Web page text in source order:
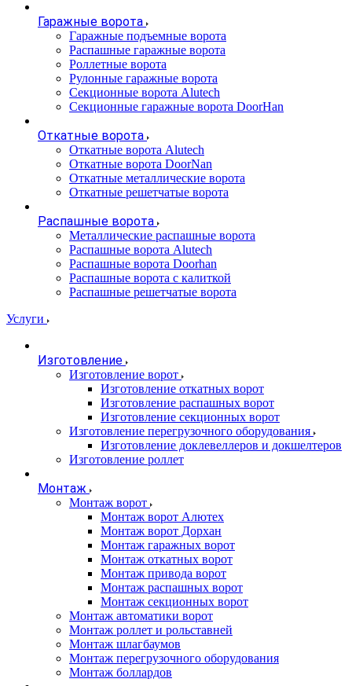
Гаражные ворота
Гаражные подъемные ворота
Распашные гаражные ворота
Роллетные ворота
Рулонные гаражные ворота
Секционные ворота Alutech
Секционные гаражные ворота DoorHan
Откатные ворота
Откатные ворота Alutech
Откатные ворота DoorNan
Откатные металлические ворота
Откатные решетчатые ворота
Распашные ворота
Металлические распашные ворота
Распашные ворота Alutech
Распашные ворота Doorhan
Распашные ворота с калиткой
Распашные решетчатые ворота
Услуги
Изготовление
Изготовление ворот
Изготовление откатных ворот
Изготовление распашных ворот
Изготовление секционных ворот
Изготовление перегрузочного оборудования
Изготовление доклевеллеров и докшелтеров
Изготовление роллет
Монтаж
Монтаж ворот
Монтаж ворот Алютех
Монтаж ворот Дорхан
Монтаж гаражных ворот
Монтаж откатных ворот
Монтаж привода ворот
Монтаж распашных ворот
Монтаж секционных ворот
Монтаж автоматики ворот
Монтаж роллет и рольставней
Монтаж шлагбаумов
Монтаж перегрузочного оборудования
Монтаж боллардов